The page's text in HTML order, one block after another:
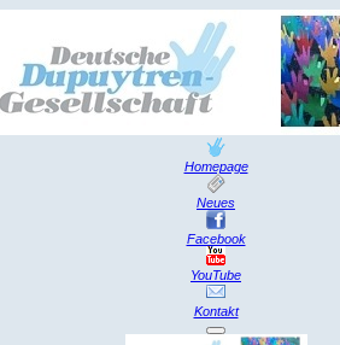
Homepage
Neues
Facebook
YouTube
Kontakt